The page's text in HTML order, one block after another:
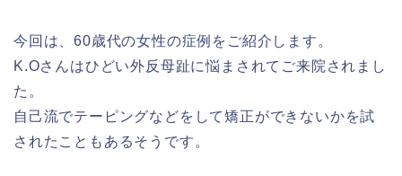
今回は、60歳代の女性の症例をご紹介します。
K.Oさんはひどい外反母趾に悩まされてご来院されまし
た。
自己流でテーピングなどをして矯正ができないかを試
されたこともあるそうです。